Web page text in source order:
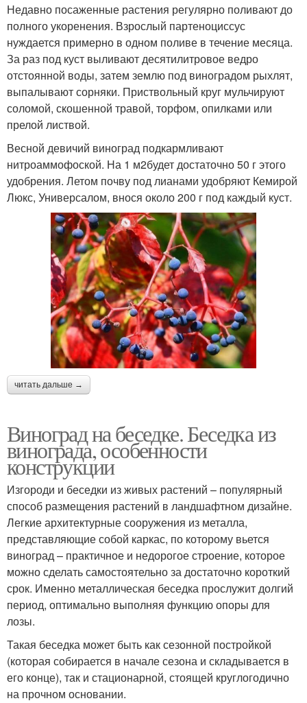
Недавно посаженные растения регулярно поливают до
полного укоренения. Взрослый партеноциссус
нуждается примерно в одном поливе в течение месяца.
За раз под куст выливают десятилитровое ведро
отстоянной воды, затем землю под виноградом рыхлят,
выпалывают сорняки. Приствольный круг мульчируют
соломой, скошенной травой, торфом, опилками или
прелой листвой.
Весной девичий виноград подкармливают
нитроаммофоской. На 1 м2будет достаточно 50 г этого
удобрения. Летом почву под лианами удобряют Кемирой
Люкс, Универсалом, внося около 200 г под каждый куст.
читать дальше →
Виноград на беседке. Беседка из
винограда, особенности
конструкции
Изгороди и беседки из живых растений – популярный
способ размещения растений в ландшафтном дизайне.
Легкие архитектурные сооружения из металла,
представляющие собой каркас, по которому вьется
виноград – практичное и недорогое строение, которое
можно сделать самостоятельно за достаточно короткий
срок. Именно металлическая беседка прослужит долгий
период, оптимально выполняя функцию опоры для
лозы.
Такая беседка может быть как сезонной постройкой
(которая собирается в начале сезона и складывается в
его конце), так и стационарной, стоящей круглогодично
на прочном основании.